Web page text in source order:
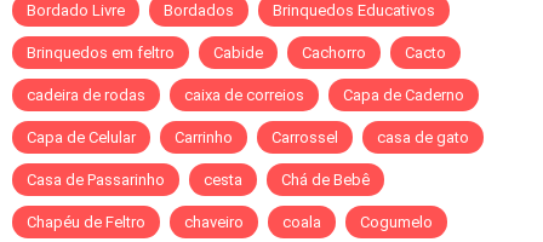
Bordado Livre Bordados Brinquedos Educativos
Brinquedos em feltro Cabide Cachorro Cacto
cadeira de rodas caixa de correios Capa de Caderno
Capa de Celular Carrinho Carrossel casa de gato
Casa de Passarinho cesta Chá de Bebê
Chapéu de Feltro chaveiro coala Cogumelo